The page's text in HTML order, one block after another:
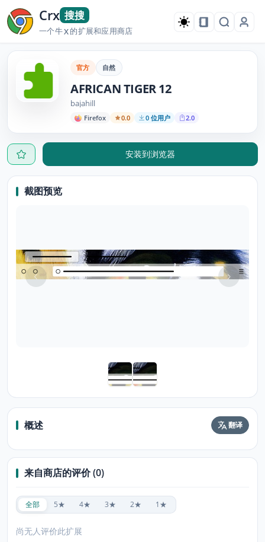
Crx 搜搜
一个牛X的扩展和应用商店
官方 自然
AFRICAN TIGER 12
bajahill
Firefox 0.0 0 位用户 2.0
安装到浏览器
截图预览
概述 翻译
来自商店的评价 (0)
全部 5★ 4★ 3★ 2★ 1★
尚无人评价此扩展